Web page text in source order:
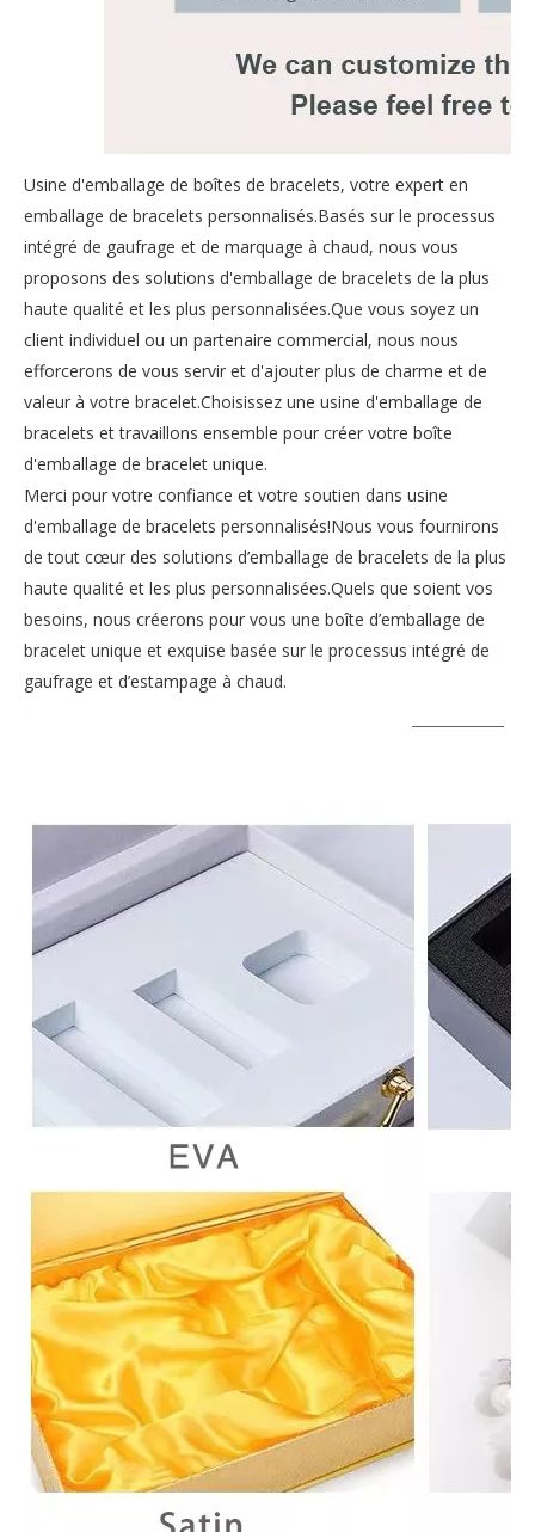
Usine d'emballage de boîtes de bracelets, votre expert en
emballage de bracelets personnalisés.Basés sur le processus
intégré de gaufrage et de marquage à chaud, nous vous
proposons des solutions d'emballage de bracelets de la plus
haute qualité et les plus personnalisées.Que vous soyez un
client individuel ou un partenaire commercial, nous nous
efforcerons de vous servir et d'ajouter plus de charme et de
valeur à votre bracelet.Choisissez une usine d'emballage de
bracelets et travaillons ensemble pour créer votre boîte
d'emballage de bracelet unique.
Merci pour votre confiance et votre soutien dans usine
d'emballage de bracelets personnalisés!Nous vous fournirons
de tout cœur des solutions d’emballage de bracelets de la plus
haute qualité et les plus personnalisées.Quels que soient vos
besoins, nous créerons pour vous une boîte d’emballage de
bracelet unique et exquise basée sur le processus intégré de
gaufrage et d’estampage à chaud.